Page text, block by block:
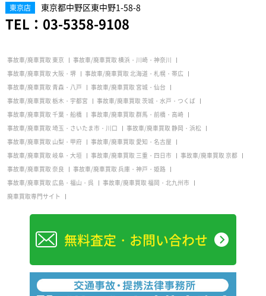
東京店 東京都中野区東中野1-58-8
TEL： 03-5358-9108
事故車/廃車買取 東京
事故車/廃車買取 横浜・川崎・神奈川
事故車/廃車買取 大阪・堺
事故車/廃車買取 北海道・札幌・帯広
事故車/廃車買取 青森・八戸
事故車/廃車買取 宮城・仙台
事故車/廃車買取 栃木・宇都宮
事故車/廃車買取 茨城・水戸・つくば
事故車/廃車買取 千葉・船橋
事故車/廃車買取 群馬・前橋・高崎
事故車/廃車買取 埼玉・さいたま市・川口
事故車/廃車買取 静岡・浜松
事故車/廃車買取 山梨・甲府
事故車/廃車買取 愛知・名古屋
事故車/廃車買取 岐阜・大垣
事故車/廃車買取 三重・四日市
事故車/廃車買取 京都
事故車/廃車買取 奈良
事故車/廃車買取 兵庫・神戸・姫路
事故車/廃車買取 広島・福山・呉
事故車/廃車買取 福岡・北九州市
廃車買取専門サイト
無料査定・お問い合わせ